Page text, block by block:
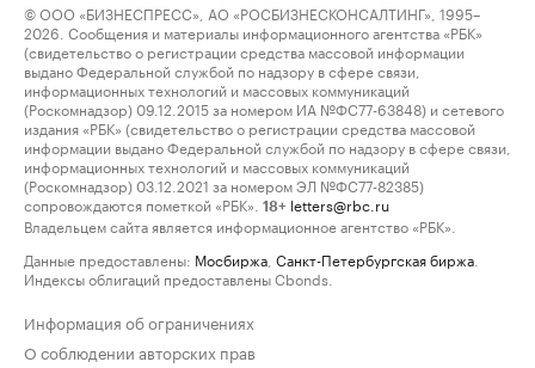
© ООО «БИЗНЕСПРЕСС», АО «РОСБИЗНЕСКОНСАЛТИНГ», 1995–
2026. Сообщения и материалы информационного агентства «РБК»
(свидетельство о регистрации средства массовой информации
выдано Федеральной службой по надзору в сфере связи,
информационных технологий и массовых коммуникаций
(Роскомнадзор) 09.12.2015 за номером ИА №ФС77-63848) и сетевого
издания «РБК» (свидетельство о регистрации средства массовой
информации выдано Федеральной службой по надзору в сфере связи,
информационных технологий и массовых коммуникаций
(Роскомнадзор) 03.12.2021 за номером ЭЛ №ФС77-82385)
сопровождаются пометкой «РБК».
18+ letters@rbc.ru
Владельцем сайта является информационное агентство «РБК».
Данные предоставлены: Мосбиржа Санкт-Петербургская биржа
Индексы облигаций предоставлены Cbonds.
Информация об ограничениях
О соблюдении авторских прав